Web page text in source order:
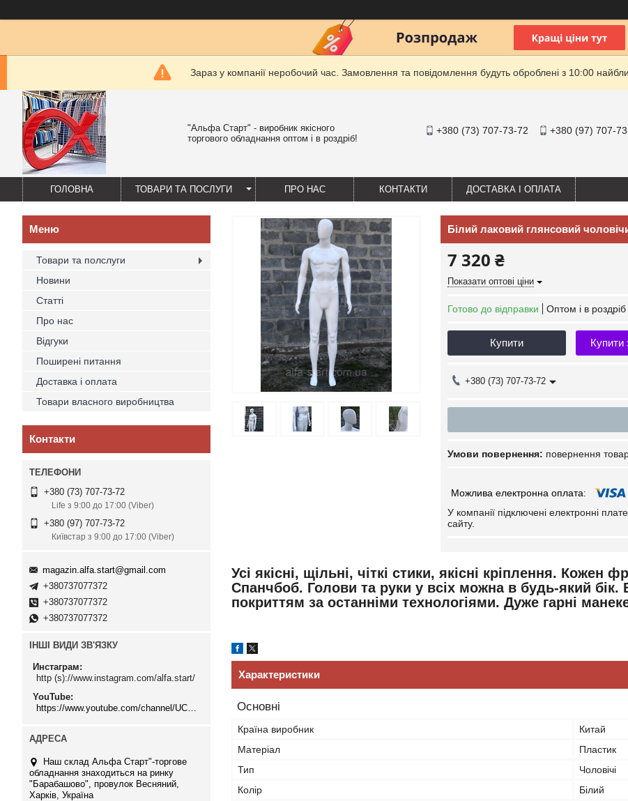
Зараз у компанії неробочий час. Замовлення та повідомлення будуть оброблені з 10:00
"Альфа Старт" - виробник якісного
торгового обладнання оптом і в роздріб!
+380 (73) 707-73-72 +380 (97) 707-
ГОЛОВНА ТОВАРИ ТА ПОСЛУГИ ПРО НАС КОНТАКТИ ДОСТАВКА І ОПЛАТА
Білий лаковий глянсовий
7 320 ₴
Показати оптові ціни
Готово до відправки Оптом і в роздріб
Купити Купити
+380 (73) 707-73-72
повернення
У компанії підключені електронні
сайту.
Усі якісні, щільні, чіткі стики, якісні кріплення.
Спанчбоб. Голови та руки у всіх можна в будь-який бік.
покриттям за останніми технологіями. Дуже гарні
Характеристики
Основні
Країна виробник
Китай
Матеріал
Пластик
Тип
Чоловічі
Колір
Білий
Товари та полслуги
Новини
Статті
Про нас
Відгуки
Поширені питання
Доставка і оплата
Товари власного виробництва
Контакти
+380 (73) 707-73-72
Life з 9:00 до 17:00 (Viber)
+380 (97) 707-73-72
Київстар з 9:00 до 17:00 (Viber)
magazin.alfa.start@gmail.com
+380737077372
+380737077372
+380737077372
ІНШІ ВИДИ ЗВ'ЯЗКУ
Инстаграм
http (s)://www.instagram.com/alfa.start/
YouTube
Наш склад Альфа Старт"-торгове
обладнання знаходиться на ринку
"Барабашово", провулок Весняний,
Харків, Україна